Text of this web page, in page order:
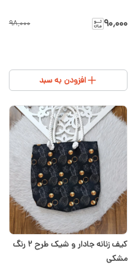
۹۰٬۰۰۰ ۹۸٬۰۰۰
افزودن به سبد
کیف زنانه جادار و شیک طرح ۲ رنگ‌
مشکی